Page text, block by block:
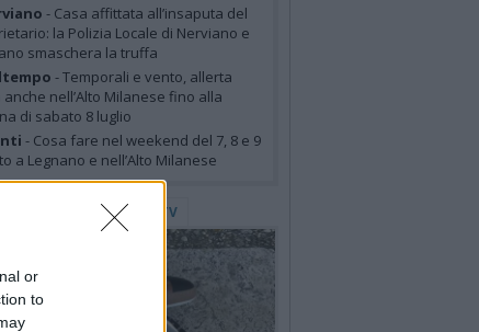
or
to
- Casa affittata all’insaputa del
la Polizia Locale di Nerviano e
smaschera la truffa
- Temporali e vento, allerta
anche nell’Alto Milanese fino alla
di sabato 8 luglio
- Cosa fare nel weekend del 7, 8 e 9
a Legnano e nell’Alto Milanese
Fotografiche WebTV